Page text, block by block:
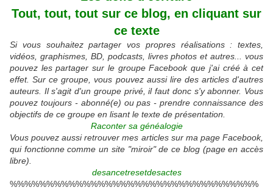
Tout, tout, tout sur ce blog, en cliquant sur
ce texte
Si vous souhaitez partager vos propres réalisations : textes,
vidéos, graphismes, BD, podcasts, livres photos et autres... vous
pouvez les partager sur le groupe Facebook que j'ai créé à cet
effet. Sur ce groupe, vous pouvez aussi lire des articles d'autres
auteurs. Il s'agit d'un groupe privé, il faut donc s'y abonner. Vous
pouvez toujours - abonné(e) ou pas - prendre connaissance des
objectifs de ce groupe en lisant le texte de présentation.
Raconter sa généalogie
Vous pouvez aussi retrouver mes articles sur ma page Facebook,
qui fonctionne comme un site "miroir" de ce blog (page en accès
libre).
desancetresetdesactes
%%%%%%%%%%%%%%%%%%%%%%%%%%%%%%%%%%